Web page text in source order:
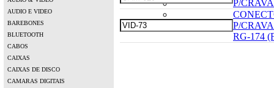
AUDIO E VIDEO
BAREBONES
BLUETOOTH
CABOS
CAIXAS
CAIXAS DE DISCO
CAMARAS DIGITAIS
P/
P/
RG-174